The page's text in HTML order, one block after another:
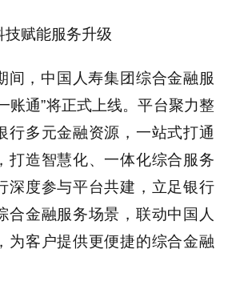
技赋能服务升级
间，中国人寿集团综合金融服
账通”将正式上线。平台聚力整
行多元金融资源，一站式打通
打造智慧化、一体化综合服务
深度参与平台共建，立足银行
合金融服务场景，联动中国人
为客户提供更便捷的综合金融